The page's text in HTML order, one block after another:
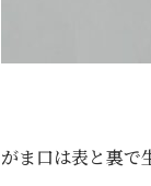
がま口は表と裏で